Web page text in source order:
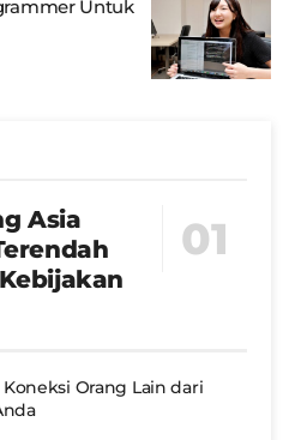
Untuk
Asia
Orang Lain dari